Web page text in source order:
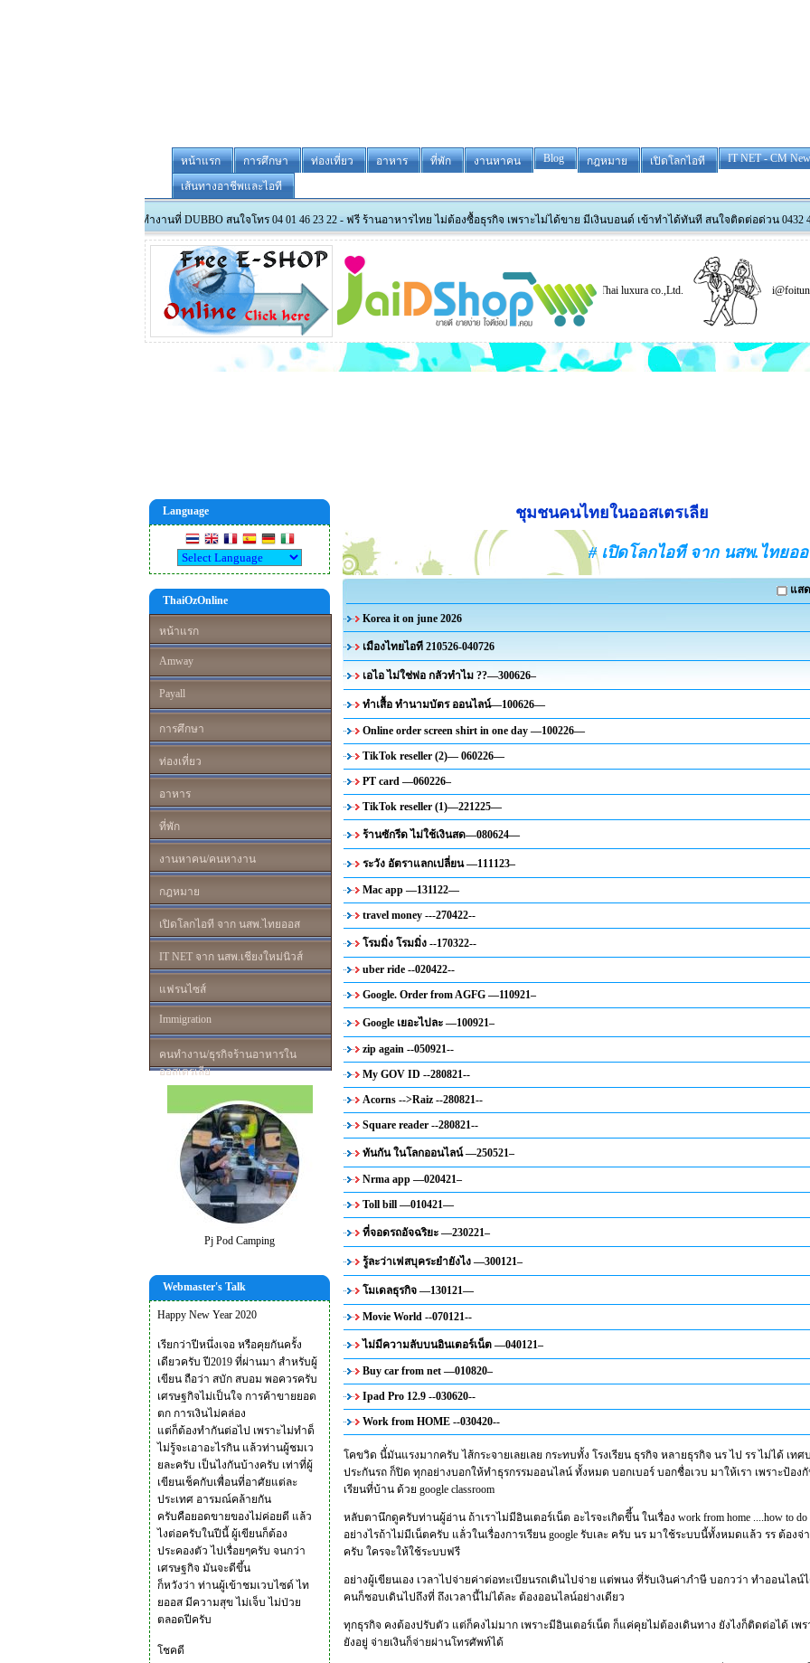
หน้าแรก การศึกษา ท่องเที่ยว อาหาร ที่พัก งานหาคน Blog กฎหมาย เปิดโลกไอที IT NET - CM
เส้นทางอาชีพและไอที
ะรับสมัครพนักงานทำงานที่ DUBBO สนใจโทร 04 01 46 23 22 - ฟรี ร้านอาหารไทย ไม่ต้องซื้อธุรกิจ เพราะไม่ได้ขาย มีเงินบอนด์ เข้าทำได้ทันที สนใจติดต่อด่วน 0432
park madison tower removals Thai luxura co.,Ltd. i@foitune
Language
ThaiOzOnline
หน้าแรก
Amway
Payall
การศึกษา
ท่องเที่ยว
อาหาร
ที่พัก
งานหาคน/คนหางาน
กฎหมาย
เปิดโลกไอที จาก นสพ.ไทยออส
IT NET จาก นสพ.เชียงใหม่นิวส์
แฟรนไซส์
Immigration
คนทำงาน/ธุรกิจร้านอาหารใน
ออสเตรเลีย
Pj Pod Camping
Webmaster's Talk
Happy New Year 2020
เรียกว่าปีหนึ่งเจอ หรือคุยกันครั้ง
เดียวครับ ปี2019 ที่ผ่านมา สำหรับผู้
เขียน ถือว่า สบัก สบอม พอควรครับ
เศรษฐกิจไม่เป็นใจ การค้าขายยอด
ตก การเงินไม่คล่อง
แต่ก็ต้องทำกันต่อไป เพราะไม่ทำด็
ไม่รู้จะเอาอะไรกิน แล้วท่านผู้ชมเว
ยละครับ เป็นไงกันบ้างครับ เท่าที่ผู้
เขียนเช็คกับเพื่อนที่อาศัยแต่ละ
ประเทศ อารมณ์คล้ายกัน
ครับคือยอดขายของไม่ค่อยดี แล้ว
ไงต่อครับในปีนี้ ผู้เขียนก็ต้อง
ประคองตัว ไปเรื่อยๆครับ จนกว่า
เศรษฐกิจ มันจะดีขึ้น
ก็หวังว่า ท่านผู้เข้าชมเวบไซด์ ไท
ยออส มีความสุข ไม่เจ็บ ไม่ป่วย
ตลอดปีครับ
โชคดี
ชุมชนคนไทยในออสเตรเลีย
# เปิดโลกไอที จาก นสพ.ไทยอ
แส
Korea it on june 2026
เมืองไทยไอที 210526-040726
เอไอ ไม่ใช่พ่อ กลัวทำไม ??—300626–
ทำเสื้อ ทำนามบัตร ออนไลน์—100626—
Online order screen shirt in one day —100226—
TikTok reseller (2)— 060226—
PT card —060226–
TikTok reseller (1)—221225—
ร้านซักรีด ไม่ใช้เงินสด—080624—
ระวัง อัตราแลกเปลี่ยน —111123–
Mac app —131122—
travel money ---270422--
โรมมิ่ง โรมมิ่ง --170322--
uber ride --020422--
Google. Order from AGFG —110921–
Google เยอะไปละ —100921–
zip again --050921--
My GOV ID --280821--
Acorns -->Raiz --280821--
Square reader --280821--
ทันกัน ในโลกออนไลน์ —250521–
Nrma app —020421–
Toll bill —010421—
ที่จอดรถอัจฉริยะ —230221–
รู้ละว่าเฟสบุคระยำยังไง —300121–
โมเดลธุรกิจ —130121—
Movie World --070121--
ไม่มีความลับบนอินเตอร์เน็ต —040121–
Buy car from net —010820–
Ipad Pro 12.9 --030620--
Work from HOME --030420--
โคขวิด นี้่มันแรงมากครับ ไส้กระจายเลยเลย กระทบทั้ง โรงเรียน ธุรกิจ หลายธุรกิจ นร ไป รร ไม่ได้ เทศ
ประกันรถ ก็ปิด ทุกอย่างบอกให้ทำธุรกรรมออนไลน์ ทั้งหมด บอกเบอร์ บอกชื่อเวบ มาให้เรา เพราะป้อง
เรียนที่บ้าน ด้วย google classroom
หลับตานึกดูครับท่านผู้อ่าน ถ้าเราไม่มีอินเตอร์เน็ต อะไรจะเกิดขึี้น ในเรื่อง work from home ....how to do
อย่างไรถ้าไม่มีเน็ตครับ แล้่วในเรื่องการเรียน google รับเละ ครับ นร มาใช้ระบบนี้ทั้งหมดแล้ว รร ต้องจ่า
ครับ ใครจะให้ใช้ระบบฟรี
อย่างผู้เขียนเอง เวลาไปจ่ายค่าต่อทะเบียนรถเดินไปจ่าย แต่พนง ที่รับเงินค่าภำษี บอกวว่า ทำออนไลน์
คนก็ชอบเดินไปถึงที่ ถึงเวลานี้ไม่ได้ละ ต้องออนไลน์อย่างเดียว
ทุกธุรกิจ คงต้องปรับตัว แต่ก็คงไม่มาก เพราะมีอินเตอร์เน็ต ก็แค่คุยไม่ต้องเดินทาง ยังไงก็ติดต่อได้ เพร
ยังอยู่ จ่ายเงินก็จ่ายผ่านโทรศัพท์ได้